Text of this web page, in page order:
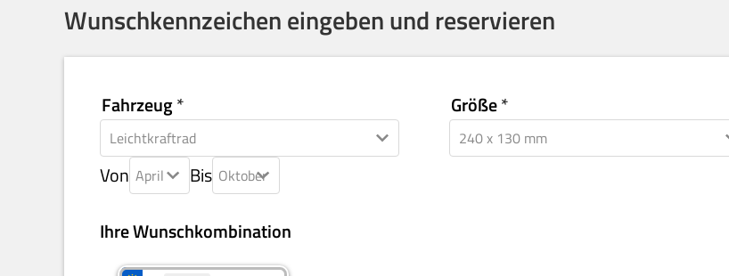
Wunschkennzeichen eingeben und reservieren
Fahrzeug Größe
Von Bis